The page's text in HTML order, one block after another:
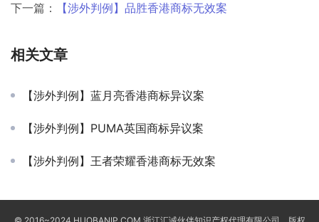
下一篇：
【涉外判例】品胜香港商标无效案
相关文章
【涉外判例】蓝月亮香港商标异议案
【涉外判例】PUMA英国商标异议案
【涉外判例】王者荣耀香港商标无效案